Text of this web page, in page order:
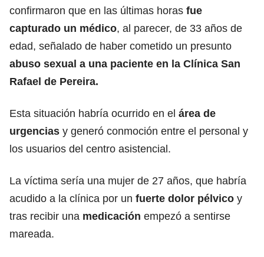
confirmaron que en las últimas horas fue
capturado un médico, al parecer, de 33 años de
edad, señalado de haber cometido un presunto
abuso sexual a una paciente en la Clínica San
Rafael de Pereira.
Esta situación habría ocurrido en el área de
urgencias y generó conmoción entre el personal y
los usuarios del centro asistencial.
La víctima sería una mujer de 27 años, que habría
acudido a la clínica por un fuerte dolor pélvico y
tras recibir una medicación empezó a sentirse
mareada.